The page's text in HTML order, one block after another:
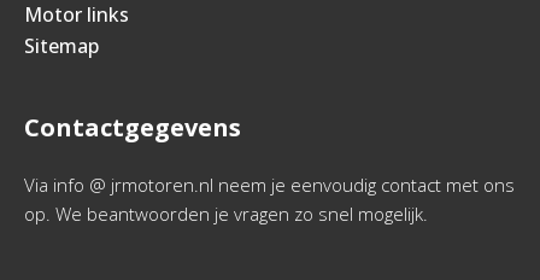
Motor links
Sitemap
Contactgegevens
Via info @ jrmotoren.nl neem je eenvoudig contact met ons
op. We beantwoorden je vragen zo snel mogelijk.